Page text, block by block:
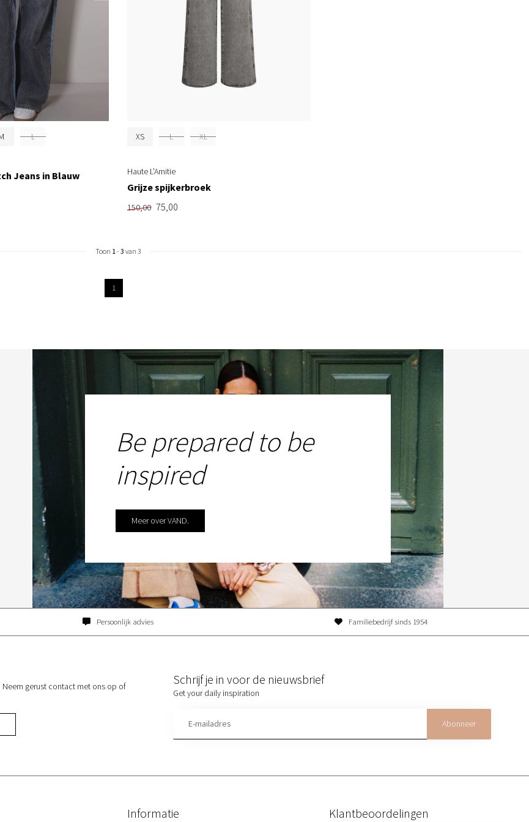
L
Jeans in Blauw
XS L XL
Haute L'Amitie
Grijze spijkerbroek
150,00 75,00
Toon 1- 3 van 3
1
Be prepared to be
inspired
Meer over VAND.
Persoonlijk advies Familiebedrijf sinds 1954
gerust contact met ons op of
Schrijf je in voor de nieuwsbrief
Get your daily inspiration
Abonneer
Informatie Klantbeoordelingen